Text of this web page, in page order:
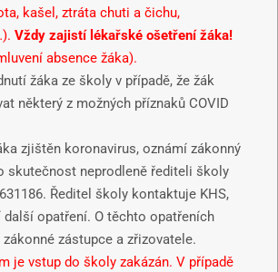
kašel, ztráta chuti a čichu,
Vždy zajistí lékařské ošetření žáka!
absence žáka).
žáka ze školy v případě, že žák
některý z možných příznaků COVID
zjištěn koronavirus, oznámí zákonný
skutečnost neprodleně řediteli školy
Ředitel školy kontaktuje KHS,
další opatření. O těchto opatřeních
zástupce a zřizovatele.
je vstup do školy zakázán. V případě